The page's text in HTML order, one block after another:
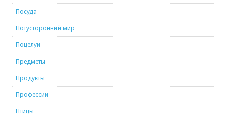
Посуда
Потусторонний мир
Поцелуи
Предметы
Продукты
Профессии
Птицы